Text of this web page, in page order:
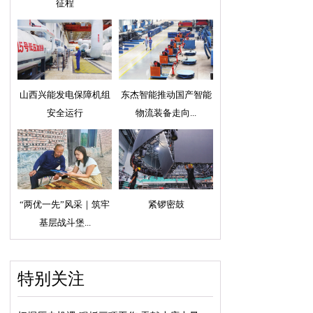
征程
山西兴能发电保障机组
安全运行
东杰智能推动国产智能
物流装备走向...
“两优一先”风采｜筑牢
基层战斗堡...
紧锣密鼓
特别关注